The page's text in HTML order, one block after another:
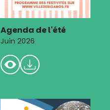
Agenda de l'été
Juin 2026